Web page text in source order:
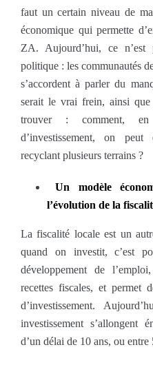
faut un certain niveau de
économique qui permette
ZA. Aujourd’hui, ce
politique : les communautés
s’accordent à parler du
serait le vrai frein, ainsi
trouver : comment, en
d’investissement, on
recyclant plusieurs terrains ?
Un modèle
l’évolution de la
La fiscalité locale est un
quand on investit, c’est
développement de
recettes fiscales, et permet
d’investissement.
investissement s’allongent
d’un délai de 10 ans, ou entre